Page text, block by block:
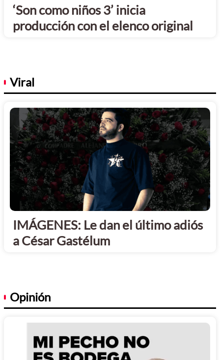
‘Son como niños 3’ inicia
producción con el elenco original
Viral
IMÁGENES: Le dan el último adiós
a César Gastélum
Opinión